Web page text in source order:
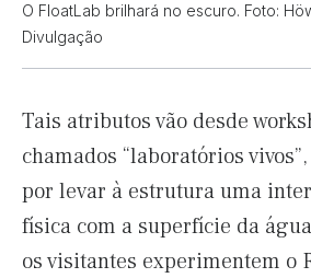
O FloatLab brilhará no escuro. Foto:
Divulgação
Tais atributos vão desde
chamados “laboratórios
por levar à estrutura uma
física com a superfície da
os visitantes experimentem o